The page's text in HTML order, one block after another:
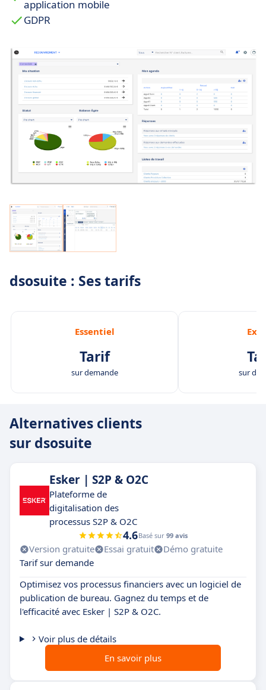
application mobile
GDPR
dsosuite : Ses tarifs
Essentiel
Tarif
sur demande sur
Alternatives clients
sur dsosuite
Esker | S2P & O2C
Plateforme de
digitalisation des
processus S2P & O2C
4.6Basé sur 99 avis
Version gratuite Essai gratuit
Démo gratuite
Tarif sur demande
Optimisez vos processus financiers avec un logiciel de
publication de bureau. Gagnez du temps et de
l'efficacité avec Esker | S2P & O2C.
Voir plus de détails
En savoir plus